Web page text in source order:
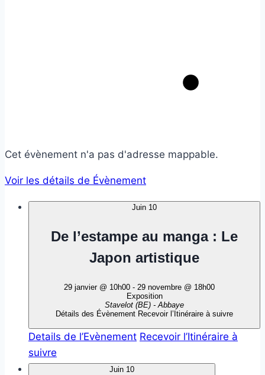
Cet évènement n'a pas d'adresse mappable.
Voir les détails de Évènement
Juin 10
De l’estampe au manga : Le
Japon artistique
29 janvier @ 10h00- 29 novembre @ 18h00
Exposition
Stavelot (BE) - Abbaye
Détails des Évènement Recevoir l’Itinéraire à suivre
Details de l’Evènement Recevoir l’Itinéraire à
suivre
Juin 10